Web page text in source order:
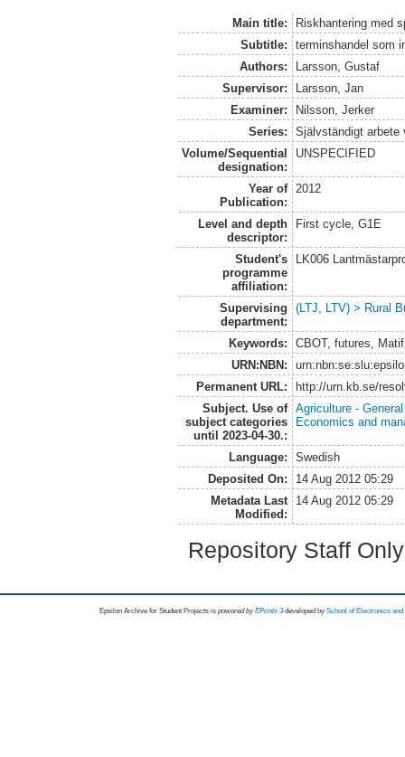
Main title:
Riskhantering med
Subtitle:
terminshandel som
Authors:
Larsson, Gustaf
Supervisor:
Larsson, Jan
Examiner:
Nilsson, Jerker
Series:
Självständigt arbete
Volume/Sequential
designation:
UNSPECIFIED
Year of
Publication:
2012
Level and depth
descriptor:
First cycle, G1E
Student's
programme
affiliation:
LK006
Supervising
department:
(LTJ, LTV) > Rural
Keywords:
CBOT, futures,
URN:NBN:
Permanent URL:
http://urn.kb.se/
Subject. Use of
subject categories
until 2023-04-30.:
Agriculture -
Economics and
Language:
Swedish
Deposited On:
14 Aug 2012 05:29
Metadata Last
Modified:
14 Aug 2012 05:29
Repository Staff
Epsilon Archive for Student Projects is powored byEPrints 3 developed by School of Electronics